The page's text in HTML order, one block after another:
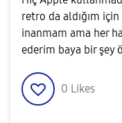
retro da aldığım için
inanmam ama her
ederim baya bir şey
0 Likes